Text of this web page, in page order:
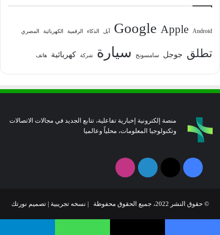
Android
Apple
Google آبل الذكاء الرقمية الكهربائية المصري
تطلق جوجل سامسونج سيارة شركة كهربائية هاتف
منصة إلكترونية إخبارية تفاعلية، تتابع الجديد في مجالات الاتصالات
وتكنولوجيا المعلومات، محلياً وعالميا
فيسبوك
‫X لينكدإن انستقرام
© حقوق النشر 2022، جميع الحقوق محفوظة | نسخه تجريبية | تصميم نورتك